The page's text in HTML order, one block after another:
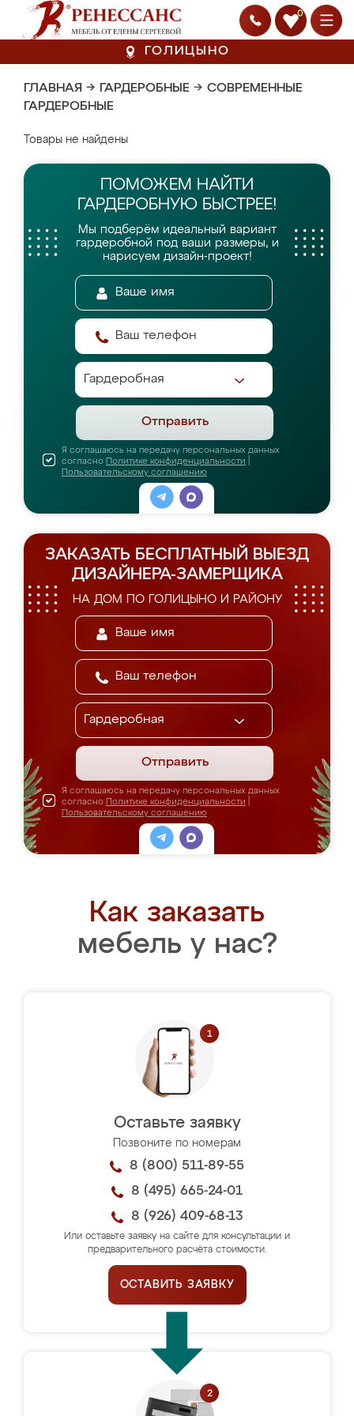
0
ГОЛИЦЫНО
ГЛАВНАЯ → ГАРДЕРОБНЫЕ → СОВРЕМЕННЫЕ
ГАРДЕРОБНЫЕ
Товары не найдены
ПОМОЖЕМ НАЙТИ
ГАРДЕРОБНУЮ БЫСТРЕЕ!
Мы подберём идеальный вариант
гардеробной под ваши размеры, и
нарисуем дизайн-проект!
Отправить
Я соглашаюсь на передачу персональных данных
согласно Политике конфиденциальности
Пользовательскому соглашению
ЗАКАЗАТЬ БЕСПЛАТНЫЙ ВЫЕЗД
ДИЗАЙНЕРА-ЗАМЕРЩИКА
НА ДОМ ПО ГОЛИЦЫНО И РАЙОНУ
Отправить
Я соглашаюсь на передачу персональных данных
согласно Политике конфиденциальности
Пользовательскому соглашению
Как заказать
мебель у нас?
Оставьте заявку
Позвоните по номерам
8 (800) 511-89-55
8 (495) 665-24-01
8 (926) 409-68-13
Или оставьте заявку на сайте для консультации и
предварительного расчёта стоимости.
ОСТАВИТЬ ЗАЯВКУ